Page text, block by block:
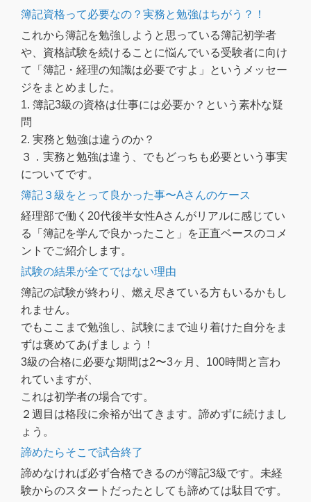
簿記資格って必要なの？実務と勉強はちがう？！
これから簿記を勉強しようと思っている簿記初学者
や、資格試験を続けることに悩んでいる受験者に向け
て「簿記・経理の知識は必要ですよ」というメッセー
ジをまとめました。
1. 簿記3級の資格は仕事には必要か？という素朴な疑
問
2. 実務と勉強は違うのか？
３．実務と勉強は違う、でもどっちも必要という事実
についてです。
簿記３級をとって良かった事〜Aさんのケース
経理部で働く20代後半女性Aさんがリアルに感じてい
る「簿記を学んで良かったこと」を正直ベースのコメ
ントでご紹介します。
試験の結果が全てではない理由
簿記の試験が終わり、燃え尽きている方もいるかもし
れません。
でもここまで勉強し、試験にまで辿り着けた自分をま
ずは褒めてあげましょう！
3級の合格に必要な期間は2〜3ヶ月、100時間と言わ
れていますが、
これは初学者の場合です。
２週目は格段に余裕が出てきます。諦めずに続けまし
ょう。
諦めたらそこで試合終了
諦めなければ必ず合格できるのが簿記3級です。未経
験からのスタートだったとしても諦めては駄目です。